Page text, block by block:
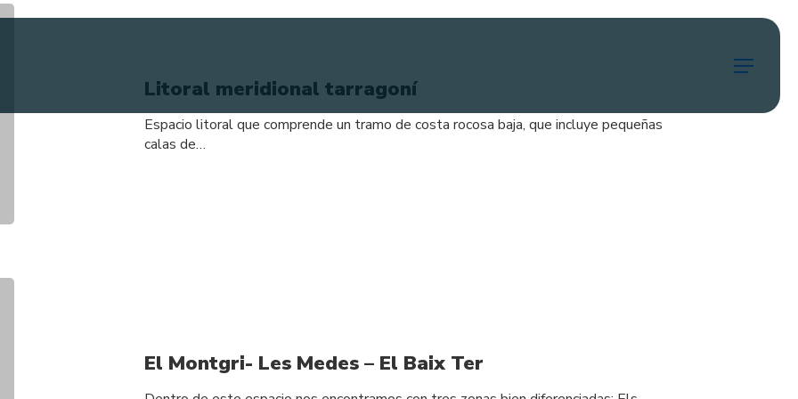
Menu
Litoral meridional tarragoní
Espacio litoral que comprende un tramo de costa rocosa baja, que incluye pequeñas
calas de…
El Montgri- Les Medes – El Baix Ter